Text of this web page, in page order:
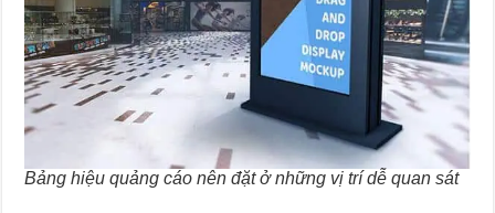
Bảng hiệu quảng cáo nên đặt ở những vị trí dễ quan sát